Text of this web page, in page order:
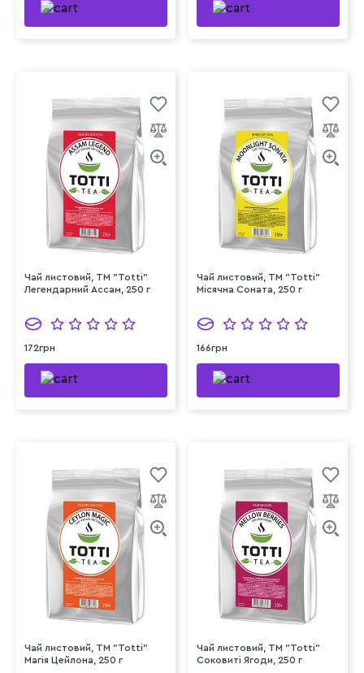
Чай листовий, TM "Totti"
Легендарний Ассам, 250 г
172грн
Чай листовий, TM "Totti"
Місячна Соната, 250 г
166грн
Чай листовий, TM "Totti"
Магія Цейлона, 250 г
Чай листовий, TM "Totti"
Соковиті Ягоди, 250 г